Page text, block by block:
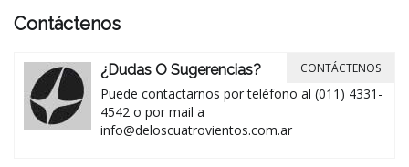
Contáctenos
¿Dudas O Sugerencias?
Puede contactarnos por teléfono al (011) 4331-
4542 o por mail a
info@deloscuatrovientos.com.ar
CONTÁCTENOS